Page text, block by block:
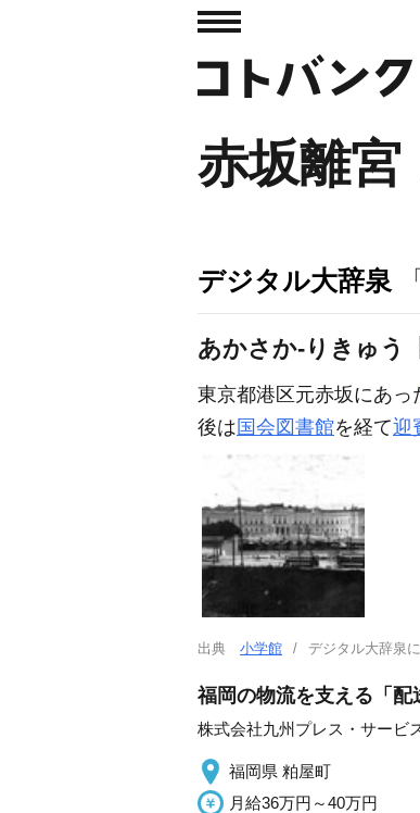
赤坂離宮
デジタル大辞泉
あかさか‐りきゅう
東京都港区元赤坂にあっ
後は 国会図書館を経て迎
出典 小学館 デジタル大辞
福岡の物流を支える「
株式会社九州プレス・サービ
福岡県 粕屋町
月給36万円～40万円